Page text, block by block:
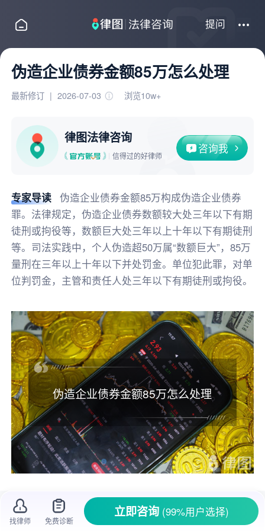
提问
伪造企业债券金额85万怎么处理
最新修订 | 2026-07-03 浏览10w+
律图法律咨询
信得过的好律师
咨询我
专家导读
伪造企业债券金额85万构成伪造企业债券
罪。法律规定，伪造企业债券数额较大处三年以下有期
徒刑或拘役等，数额巨大处三年以上十年以下有期徒刑
等。司法实践中，个人伪造超50万属“数额巨大”，85万
量刑在三年以上十年以下并处罚金。单位犯此罪，对单
位判罚金，主管和责任人处三年以下有期徒刑或拘役。
伪造企业债券金额85万怎么处理
一、伪造 企业债券金额85万怎么处理
找律师 免费诊断
立即咨询 (99%用户选择)